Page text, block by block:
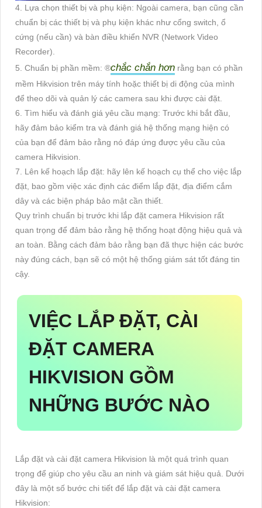
4. Lựa chọn thiết bị và phụ kiện: Ngoài camera, bạn cũng cần
chuẩn bị các thiết bị và phụ kiện khác như cổng switch, ổ
cứng (nếu cần) và bàn điều khiển NVR (Network Video
Recorder).
5. Chuẩn bị phần mềm: ®️chắc chắn hơn rằng bạn có phần
mềm Hikvision trên máy tính hoặc thiết bị di động của mình
để theo dõi và quản lý các camera sau khi được cài đặt.
6. Tìm hiểu và đánh giá yêu cầu mạng: Trước khi bắt đầu,
hãy đảm bảo kiểm tra và đánh giá hệ thống mạng hiện có
của bạn để đảm bảo rằng nó đáp ứng được yêu cầu của
camera Hikvision.
7. Lên kế hoạch lắp đặt: hãy lên kế hoạch cụ thể cho việc lắp
đặt, bao gồm việc xác định các điểm lắp đặt, địa điểm cắm
dây và các biện pháp bảo mật cần thiết.
Quy trình chuẩn bị trước khi lắp đặt camera Hikvision rất
quan trọng để đảm bảo rằng hệ thống hoạt động hiệu quả và
an toàn. Bằng cách đảm bảo rằng bạn đã thực hiện các bước
này đúng cách, bạn sẽ có một hệ thống giám sát tốt đáng tin
cậy.
VIỆC LẮP ĐẶT, CÀI
ĐẶT CAMERA
HIKVISION GỒM
NHỮNG BƯỚC NÀO
Lắp đặt và cài đặt camera Hikvision là một quá trình quan
trọng để giúp cho yêu cầu an ninh và giám sát hiệu quả. Dưới
đây là một số bước chi tiết để lắp đặt và cài đặt camera
Hikvision: